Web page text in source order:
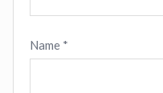
Name *